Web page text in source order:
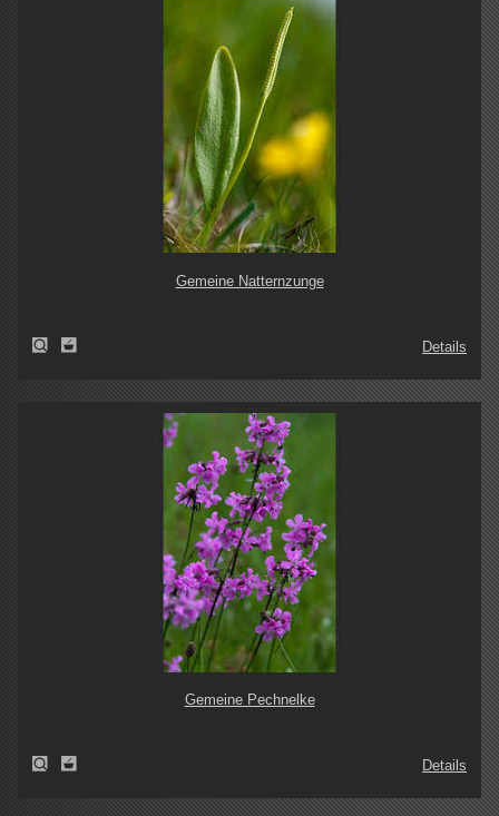
Gemeine Natternzunge
Details
Gemeine Pechnelke
Details